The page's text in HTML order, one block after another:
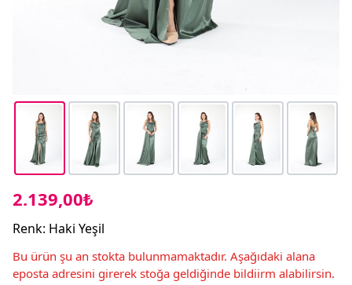
2.139,00₺
Renk: Haki Yeşil
Bu ürün şu an stokta bulunmamaktadır. Aşağıdaki alana
eposta adresini girerek stoğa geldiğinde bildiirm alabilirsin.